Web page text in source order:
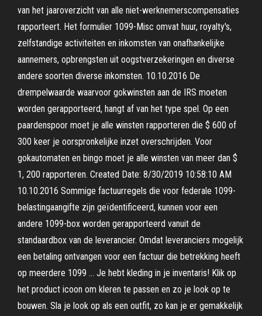
van het jaaroverzicht van alle niet-werknemerscompensaties
rapporteert. Het formulier 1099-Misc omvat huur, royalty's,
zelfstandige activiteiten en inkomsten van onafhankelijke
aannemers, opbrengsten uit oogstverzekeringen en diverse
andere soorten diverse inkomsten. 10.10.2016 De
drempelwaarde waarvoor gokwinsten aan de IRS moeten
worden gerapporteerd, hangt af van het type spel. Op een
paardenspoor moet je alle winsten rapporteren die $ 600 of
300 keer je oorspronkelijke inzet overschrijden. Voor
gokautomaten en bingo moet je alle winsten van meer dan $
1, 200 rapporteren. Created Date: 8/30/2019 10:58:10 AM
10.10.2016 Sommige factuurregels die voor federale 1099-
belastingaangifte zijn geïdentificeerd, kunnen voor een
andere 1099-box worden gerapporteerd vanuit de
standaardbox van de leverancier. Omdat leveranciers mogelijk
een betaling ontvangen voor een factuur die betrekking heeft
op meerdere 1099 … Je hebt kleding in je inventaris! Klik op
het product icoon om kleren te passen en zo je look op te
bouwen. Sla je look op als een outfit, zo kan je er gemakkelijk